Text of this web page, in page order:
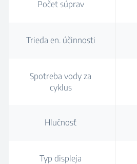
Počet súprav
Trieda en. účinnosti
Spotreba vody za
cyklus
Hlučnosť
Typ displeja